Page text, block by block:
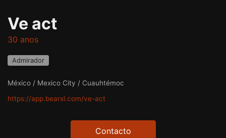
Ve act
30 anos
Admirador
México / Mexico City / Cuauhtémoc
https://app.bearxl.com/ve-act
Contacto